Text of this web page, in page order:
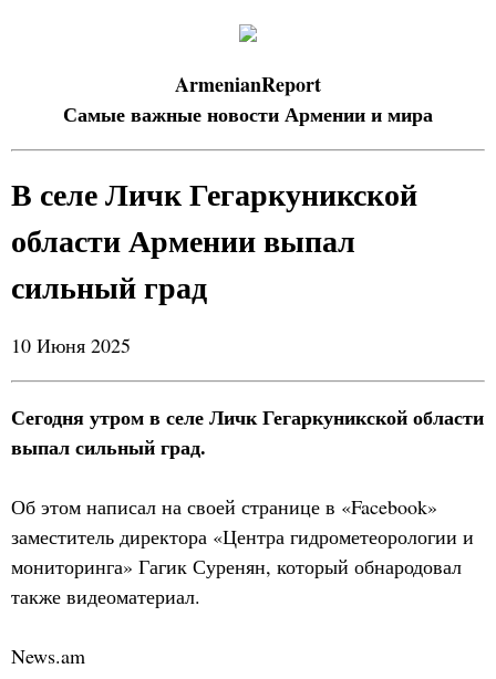
ArmenianReport
Самые важные новости Армении и мира
В селе Личк Гегаркуникской
области Армении выпал
сильный град
10 Июня 2025
Сегодня утром в селе Личк Гегаркуникской области
выпал сильный град.
Об этом написал на своей странице в «Facebook»
заместитель директора «Центра гидрометеорологии и
мониторинга» Гагик Суренян, который обнародовал
также видеоматериал.
News.am